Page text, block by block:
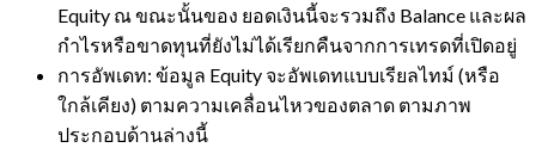
Equity ณ ขณะนั้นของ ยอดเงินนี้จะรวมถึง Balance และผล
กำไรหรือขาดทุนที่ยังไม่ได้เรียกคืนจากการเทรดที่เปิดอยู่
การอัพเดท: ข้อมูล Equity จะอัพเดทแบบเรียลไทม์ (หรือ
ใกล้เคียง) ตามความเคลื่อนไหวของตลาด ตามภาพ
ประกอบด้านล่างนี้